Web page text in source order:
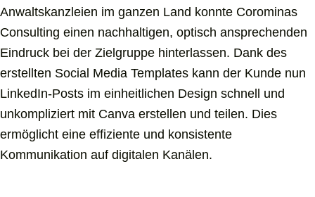
Anwaltskanzleien im ganzen Land konnte Corominas
Consulting einen nachhaltigen, optisch ansprechenden
Eindruck bei der Zielgruppe hinterlassen. Dank des
erstellten Social Media Templates kann der Kunde nun
LinkedIn-Posts im einheitlichen Design schnell und
unkompliziert mit Canva erstellen und teilen. Dies
ermöglicht eine effiziente und konsistente
Kommunikation auf digitalen Kanälen.